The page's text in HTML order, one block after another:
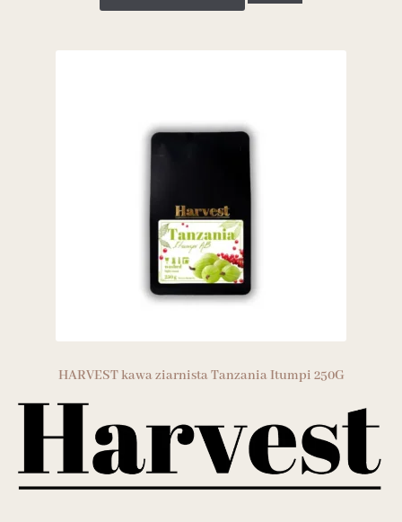
HARVEST kawa ziarnista Tanzania Itumpi 250G